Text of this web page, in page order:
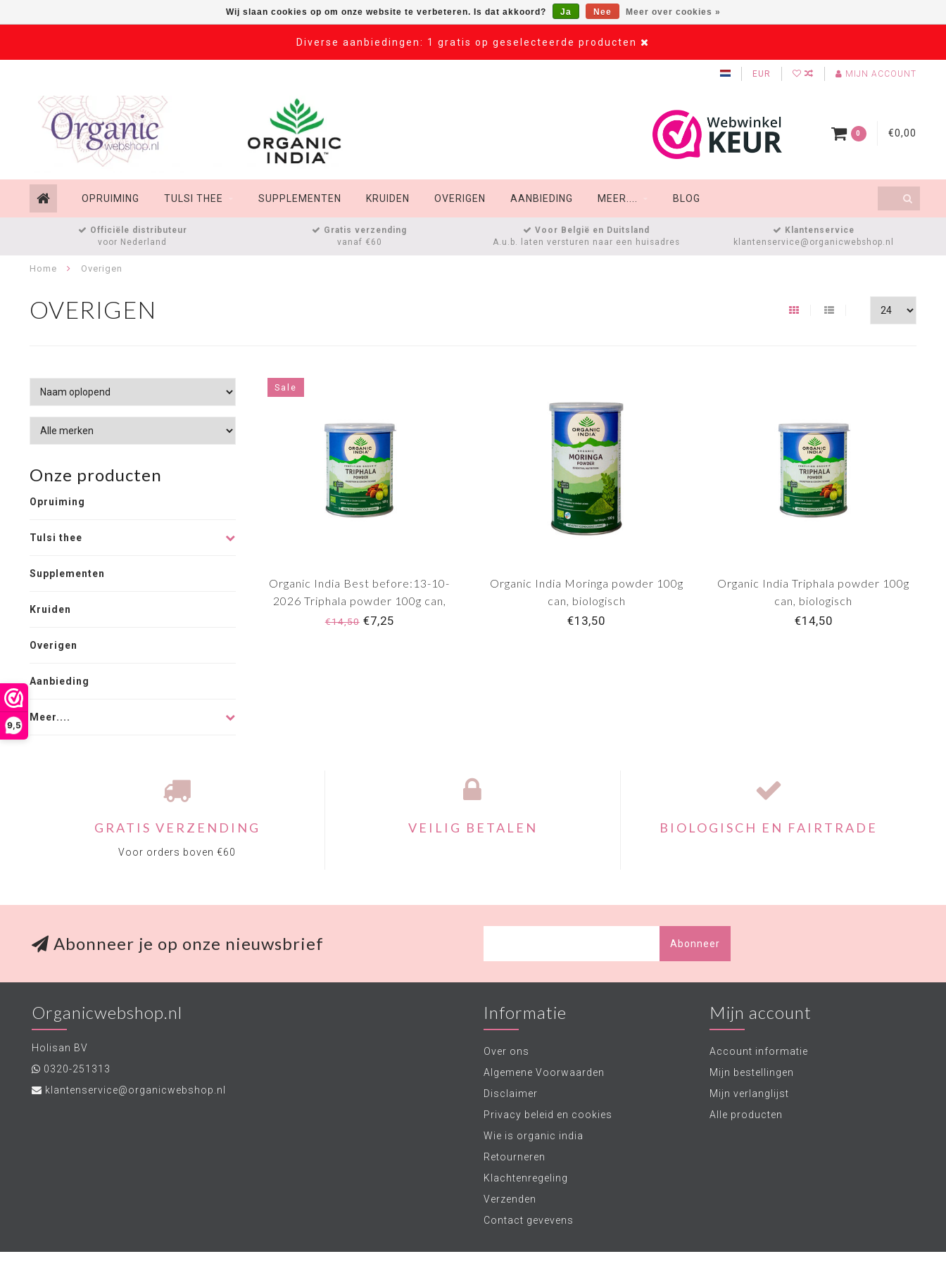
9,5
Diverse aanbiedingen: 1 gratis op geselecteerde producten
EUR MIJN ACCOUNT
0 €0,00
OPRUIMING TULSI THEE SUPPLEMENTEN KRUIDEN OVERIGEN AANBIEDING MEER.... BLOG
Officiële distributeur
voor Nederland
Gratis verzending
vanaf €60
Voor België en Duitsland
A.u.b. laten versturen naar een huisadres
Klantenservice
klantenservice@organicwebshop.nl
Home Overigen
OVERIGEN
Onze producten
Opruiming
Tulsi thee
Supplementen
Kruiden
Overigen
Aanbieding
Meer....
Sale
Organic India Best before:13-10-
2026 Triphala powder 100g can,
biologisch
€14,50€7,25
Organic India Moringa powder 100g
can, biologisch
€13,50
Organic India Triphala powder 100g
can, biologisch
€14,50
Wij slaan cookies op om onze website te verbeteren. Is dat akkoord? Ja Nee Meer over cookies »
GRATIS VERZENDING
Voor orders boven €60
VEILIG BETALEN BIOLOGISCH EN FAIRTRADE
Abonneer je op onze nieuwsbrief Abonneer
Organicwebshop.nl
Holisan BV
0320-251313
klantenservice@organicwebshop.nl
Informatie
Over ons
Algemene Voorwaarden
Disclaimer
Privacy beleid en cookies
Wie is organic india
Retourneren
Klachtenregeling
Verzenden
Contact gevevens
Mijn account
Account informatie
Mijn bestellingen
Mijn verlanglijst
Alle producten